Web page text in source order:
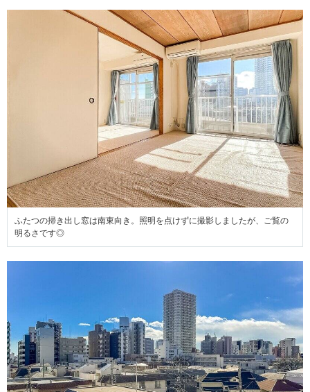
ふたつの掃き出し窓は南東向き。照明を点けずに撮影しましたが、ご覧の
明るさです◎